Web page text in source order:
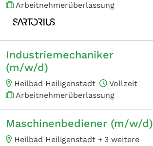
Arbeitnehmerüberlassung
Industriemechaniker
(m/w/d)
Heilbad Heiligenstadt
Vollzeit
Arbeitnehmerüberlassung
Maschinenbediener (m/w/d)
Heilbad Heiligenstadt + 3 weitere